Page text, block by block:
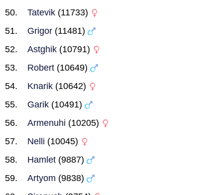
Tatevik (11733)
Grigor (11481)
Astghik (10791)
Robert (10649)
Knarik (10642)
Garik (10491)
Armenuhi (10205)
Nelli (10045)
Hamlet (9887)
Artyom (9838)